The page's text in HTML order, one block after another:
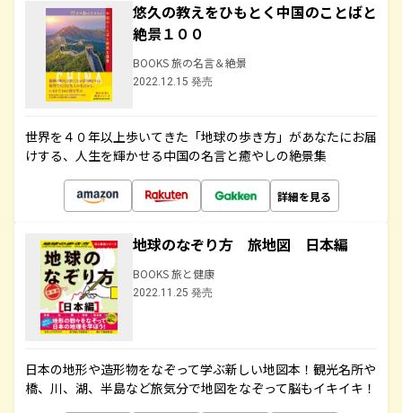
悠久の教えをひもとく中国のことばと
絶景１００
BOOKS 旅の名言＆絶景
2022.12.15 発売
世界を４０年以上歩いてきた「地球の歩き方」があなたにお届
けする、人生を輝かせる中国の名言と癒やしの絶景集
詳細を見る
地球のなぞり方 旅地図 日本編
BOOKS 旅と健康
2022.11.25 発売
日本の地形や造形物をなぞって学ぶ新しい地図本！観光名所や
橋、川、湖、半島など旅気分で地図をなぞって脳もイキイキ！